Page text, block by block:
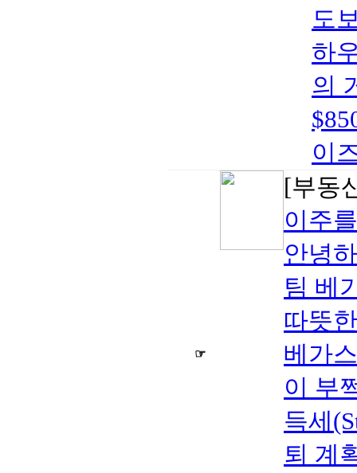
도
하
의
이
☞
[부동
이주
안녕
팀 베
따뜻
베가
이 부
득세
퇴 계